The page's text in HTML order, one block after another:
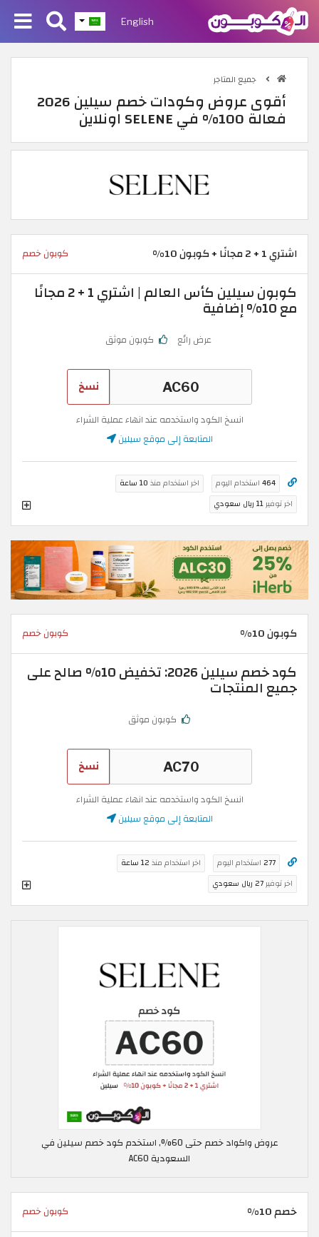
English
جميع المتاجر
أقوى عروض وكودات خصم سيلين 2026
فعالة 100% في SELENE اونلاين
اشتري 1 + 2 مجانًا + كوبون 10% كوبون خصم
كوبون سيلين كأس العالم | اشتري 1 + 2 مجانًا
مع 10% إضافية
عرض رائع كوبون موثق
نسخ
انسخ الكود واستخدمه عند انهاء عملية الشراء
المتابعة إلى موقع سيلين
464 استخدام اليوم اخر استخدام منذ 10 ساعة
اخر توفير11 ريال سعودي
كوبون 10% كوبون خصم
كود خصم سيلين 2026: تخفيض 10% صالح على
جميع المنتجات
كوبون موثق
نسخ
انسخ الكود واستخدمه عند انهاء عملية الشراء
المتابعة إلى موقع سيلين
277 استخدام اليوم اخر استخدام منذ 12 ساعة
اخر توفير27 ريال سعودي
عروض واكواد خصم حتى 60%, استخدم كود خصم سيلين في
السعودية AC60
خصم 10% كوبون خصم